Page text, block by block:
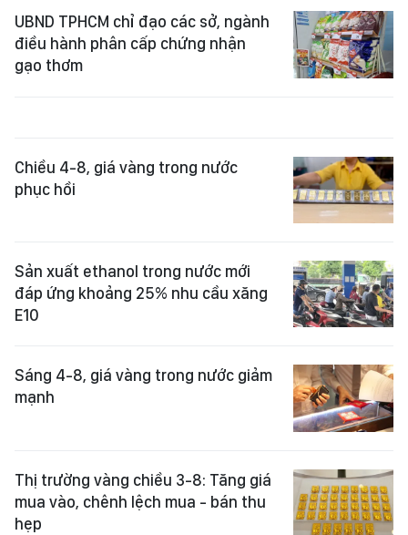
UBND TPHCM chỉ đạo các sở, ngành
điều hành phân cấp chứng nhận
gạo thơm
Chiều 4-8, giá vàng trong nước
phục hồi
Sản xuất ethanol trong nước mới
đáp ứng khoảng 25% nhu cầu xăng
E10
Sáng 4-8, giá vàng trong nước giảm
mạnh
Thị trường vàng chiều 3-8: Tăng giá
mua vào, chênh lệch mua - bán thu
hẹp